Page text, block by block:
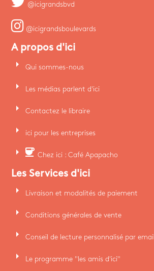
@icigrandsbvd
@icigrandsboulevards
A propos d'ici
arrow_right Qui sommes-nous
arrow_right Les médias parlent d'ici
arrow_right Contactez le libraire
arrow_right ici pour les entreprises
arrow_right coffee Chez ici : Café Apapacho
Les Services d'ici
arrow_right Livraison et modalités de paiement
arrow_right Conditions générales de vente
arrow_right Conseil de lecture personnalisé par email
arrow_right Le programme "les amis d'ici"